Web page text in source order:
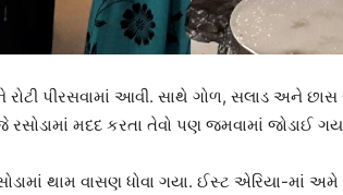
પીરસવામાં આવી. સાથે ગોળ, સલાડ અને
મદદ કરતા તેવો પણ જમવામાં જોડાઈ
થામ વાસણ ધોવા ગયા. ઈસ્ટ એરિયા-માં અમે